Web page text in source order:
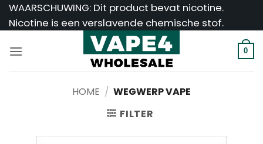
Ga
naar
WAARSCHUWING: Dit product bevat nicotine.
Nicotine is een verslavende chemische stof.
0
HOME / WEGWERP VAPE
FILTER